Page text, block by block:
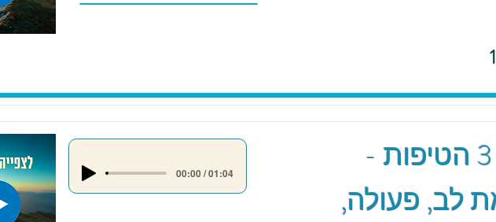
00:00 / 01:04
מודל 3 הטיפות -
לב, פעולה,